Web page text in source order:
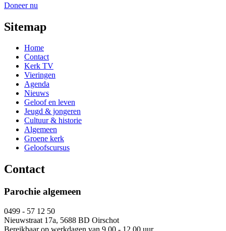
Doneer nu
Sitemap
Home
Contact
Kerk TV
Vieringen
Agenda
Nieuws
Geloof en leven
Jeugd & jongeren
Cultuur & historie
Algemeen
Groene kerk
Geloofscursus
Contact
Parochie algemeen
0499 - 57 12 50
Nieuwstraat 17a, 5688 BD Oirschot
Bereikbaar op werkdagen van 9.00 - 12.00 uur